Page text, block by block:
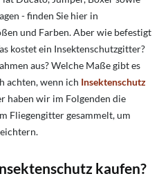
- finden Sie hier in
und Farben. Aber wie befestigt
kostet ein Insektenschutzgitter?
aus? Welche Maße gibt es
achten, wenn ich Insektenschutz
haben wir im Folgenden die
Fliegengitter gesammelt, um
kaufen?